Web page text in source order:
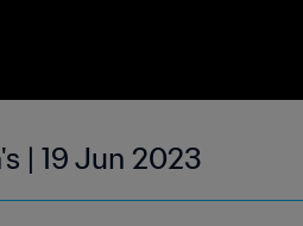
| 19 Jun 2023